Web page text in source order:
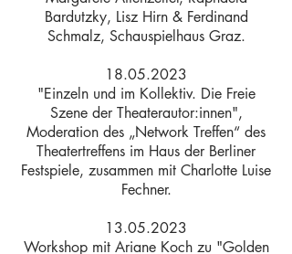
Bardutzky, Lisz Hirn & Ferdinand
Schmalz, Schauspielhaus Graz.
18.05.2023
"Einzeln und im Kollektiv. Die Freie
Szene der Theaterautor:innen",
Moderation des „Network Treffen“ des
Theatertreffens im Haus der Berliner
Festspiele, zusammen mit Charlotte Luise
Fechner.
13.05.2023
Workshop mit Ariane Koch zu "Golden